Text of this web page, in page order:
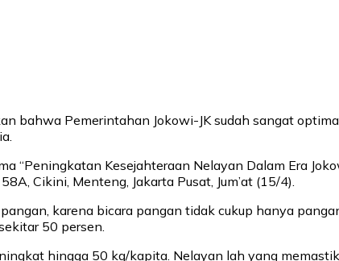
bahwa Pemerintahan Jokowi-JK sudah sangat
“Peningkatan Kesejahteraan Nelayan Dalam Era
Cikini, Menteng, Jakarta Pusat, Jum’at (15/4).
karena bicara pangan tidak cukup hanya
50 persen.
hingga 50 kg/kapita. Nelayan lah yang